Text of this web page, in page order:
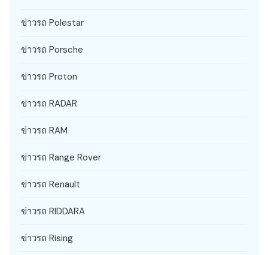
ข่าวรถ Polestar
ข่าวรถ Porsche
ข่าวรถ Proton
ข่าวรถ RADAR
ข่าวรถ RAM
ข่าวรถ Range Rover
ข่าวรถ Renault
ข่าวรถ RIDDARA
ข่าวรถ Rising